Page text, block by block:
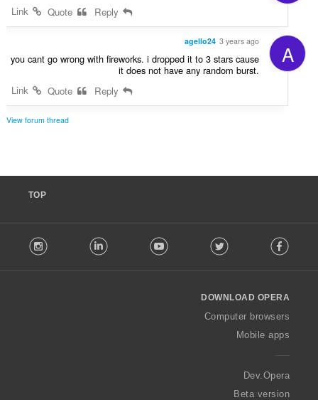
A
agello24 3 years ago
you cant go wrong with fireworks. i dropped it to 3 stars cause
it does not have any random burst.
Link
View forum thread
TOP
o
w
O
a
Facebook
Twitter
Youtube
LinkedIn
DOWNLOAD OPERA
Computer browsers
Mobile apps
Dev.Opera
Beta version